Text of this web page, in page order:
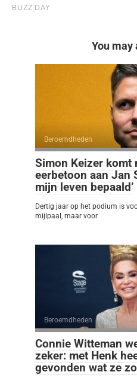
You may
Beroemdheden
Simon Keizer komt
eerbetoon aan Jan
mijn leven bepaald’
Dertig jaar op het podium is
mijlpaal, maar voor
Beroemdheden
Connie Witteman
zeker: met Henk
gevonden wat ze